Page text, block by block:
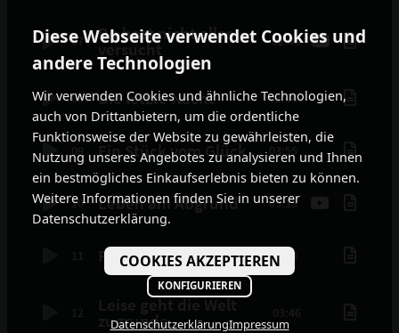
07 Du hast nicht alles
versucht 02:46
08 Die letzte Nacht 03:44
Ein Stück vom Glück
10 Leben am Abgrund 03:15
Für Immer 03:44
Leise geht die Welt
zugrunde
Diese Webseite verwendet Cookies und
andere Technologien
Wir verwenden Cookies und ähnliche Technologien,
auch von Drittanbietern, um die ordentliche
Funktionsweise der Website zu gewährleisten, die
Nutzung unseres Angebotes zu analysieren und Ihnen
ein bestmögliches Einkaufserlebnis bieten zu können.
Weitere Informationen finden Sie in unserer
Datenschutzerklärung.
COOKIES AKZEPTIEREN
KONFIGURIEREN
DatenschutzerklärungImpressum